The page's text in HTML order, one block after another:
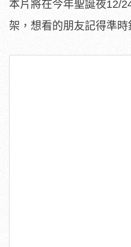
本片將在今年聖誕夜12/
架，想看的朋友記得準時